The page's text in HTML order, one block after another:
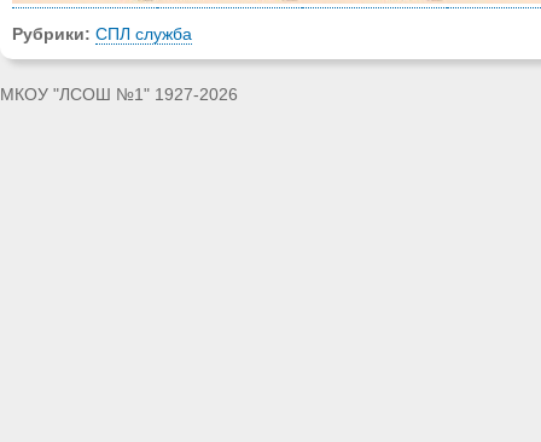
Рубрики: СПЛ служба
МКОУ "ЛСОШ №1" 1927-2026